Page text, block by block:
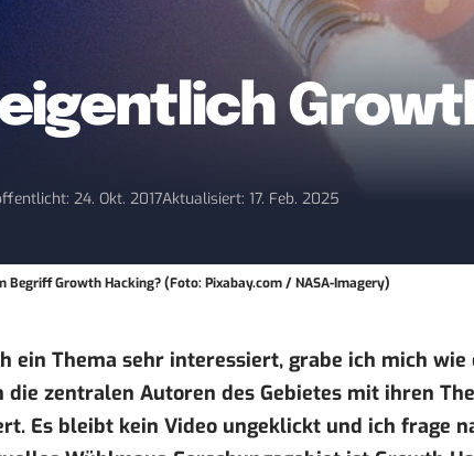
24. Okt. 2017Aktualisiert: 17. Feb. 2025
Begriff Growth Hacking? (Foto: Pixabay.com / NASA-Imagery)
ein Thema sehr interessiert, grabe ich mich wie
die zentralen Autoren des Gebietes mit ihren
Es bleibt kein Video ungeklickt und ich frage